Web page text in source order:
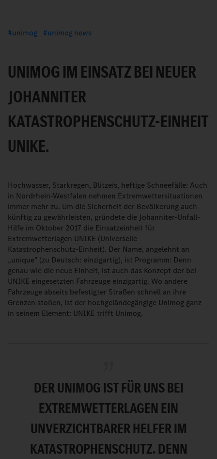
unimog unimog news
UNIMOG IM EINSATZ BEI NEUER
JOHANNITER
KATASTROPHENSCHUTZ-EINHEIT
UNIKE.
Hochwasser, Starkregen, Blitzeis, heftige Schneefälle: Auch
in Nordrhein-Westfalen nehmen Extremwettersituationen
immer mehr zu. Um die Sicherheit der Bevölkerung auch
künftig zu gewährleisten, gründete die Johanniter-Unfall-
Hilfe im Oktober 2017 die Einsatzeinheit für
Extremwetterlagen UNIKE (Universelle
Katastrophenschutz-Einheit). Der Name, angelehnt an
„unique" (zu Deutsch: einzigartig), ist Programm: Denn
genau wie die neue Einheit, ist auch das Konzept der bei
UNIKE eingesetzten Fahrzeuge einzigartig. Wo andere
Fahrzeuge abseits befestigter Straßen schnell an ihre
Grenzen stoßen, ist der hochgeländegängige Unimog ganz
in seinem Element: UNIKE trifft Unimog.
DER UNIMOG IST FÜR UNS BEI
EXTREMWETTERLAGEN EIN
UNVERZICHTBARER HELFER IM
KATASTROPHENSCHUTZ. DENN